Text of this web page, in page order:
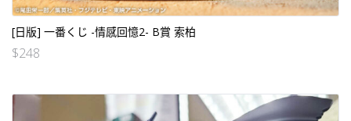
[日版] 一番くじ -情感回憶2- B賞 索柏
$248